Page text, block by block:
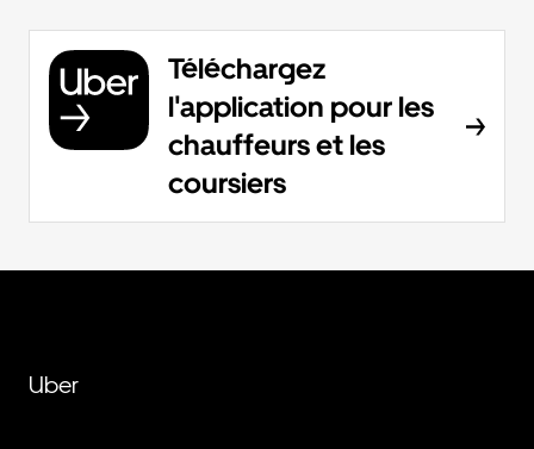
Téléchargez
l'application pour les
chauffeurs et les
coursiers
Uber